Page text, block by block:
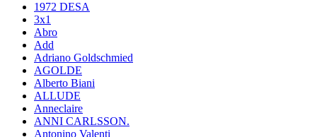
1972 DESA
3x1
Abro
Add
Adriano Goldschmied
AGOLDE
Alberto Biani
ALLUDE
Anneclaire
ANNI CARLSSON.
Antonino Valenti